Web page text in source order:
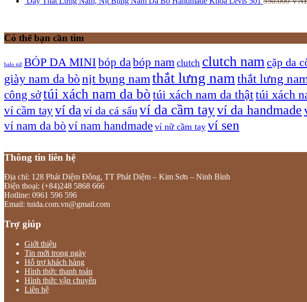
Có thể bạn cần tìm
balo nữ BÓP DA MINI bóp da bóp nam clutch clutch nam cặp da
giày nam da bònịt bụng namthắt lưng nam thắt lưng
công sởtúi xách nam da bòtúi xách nam da thậttúi xách
ví cầm tayví daví da cá sấu ví da cầm tayví da handmade
ví nam da bò ví nam handmade ví nữ cầm tay ví sen
Thông tin liên hệ
Địa chỉ: 128 Phát Diệm Đông, TT Phát Diệm – Kim Sơn – Ninh Bình
Điện thoại: (+84)248 5868 666
Hotline: 0961 596 596
Email: tuida.com.vn@gmail.com
Trợ giúp
Giới thiệu
Tin mới trong ngày
Hỗ trợ khách hàng
Hình thức thanh toán
Hình thức vận chuyển
Liên hệ